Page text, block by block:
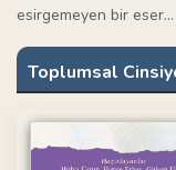
esirgemeyen bir eser…
Toplumsal